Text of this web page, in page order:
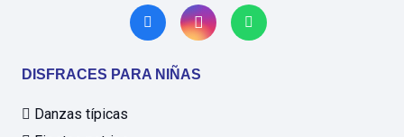
DISFRACES PARA NIÑAS
Danzas típicas